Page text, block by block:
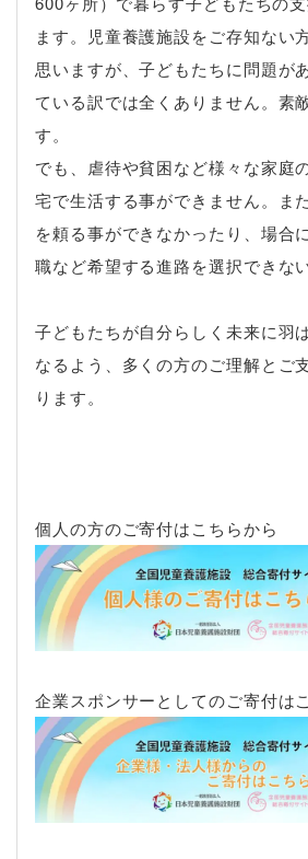
ます。児童養護施設をご存知ない
思いますが、子どもたちに問題が
ている訳では全くありません。素
す。
でも、虐待や貧困など様々な家庭
宅で生活する事ができません。ま
を頼る事ができなかったり、場合
職など希望する進路を選択できな
子どもたちが自分らしく未来に羽
なるよう、多くの方のご理解とご
ります。
個人の方のご寄付はこちらから
企業スポンサーとしてのご寄付は